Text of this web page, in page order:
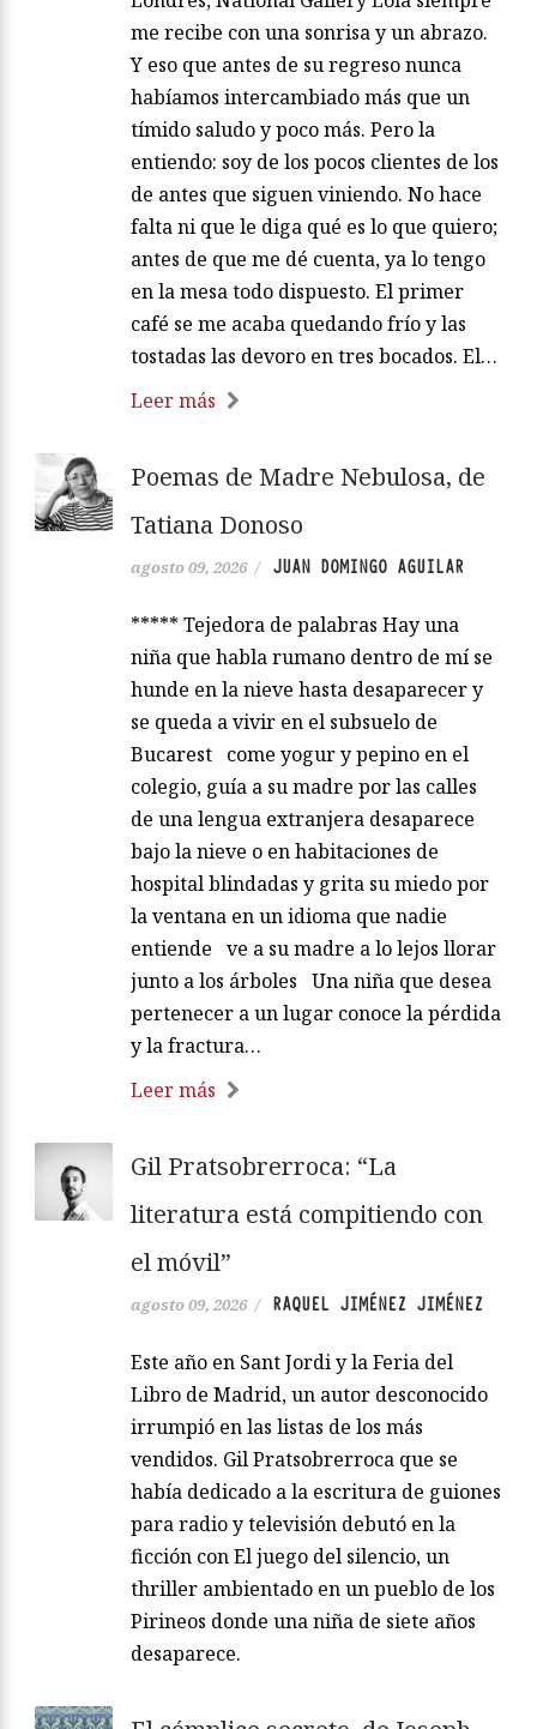
me recibe con una sonrisa y un abrazo.
Y eso que antes de su regreso nunca
habíamos intercambiado más que un
tímido saludo y poco más. Pero la
entiendo: soy de los pocos clientes de los
de antes que siguen viniendo. No hace
falta ni que le diga qué es lo que quiero;
antes de que me dé cuenta, ya lo tengo
en la mesa todo dispuesto. El primer
café se me acaba quedando frío y las
tostadas las devoro en tres bocados. El…
Leer más
Poemas de Madre Nebulosa, de
Tatiana Donoso
agosto 09, 2026 / JUAN DOMINGO AGUILAR
***** Tejedora de palabras Hay una
niña que habla rumano dentro de mí se
hunde en la nieve hasta desaparecer y
se queda a vivir en el subsuelo de
Bucarest come yogur y pepino en el
colegio, guía a su madre por las calles
de una lengua extranjera desaparece
bajo la nieve o en habitaciones de
hospital blindadas y grita su miedo por
la ventana en un idioma que nadie
entiende ve a su madre a lo lejos llorar
junto a los árboles Una niña que desea
pertenecer a un lugar conoce la pérdida
y la fractura…
Leer más
Gil Pratsobrerroca: “La
literatura está compitiendo con
el móvil”
agosto 09, 2026 / RAQUEL JIMÉNEZ JIMÉNEZ
Este año en Sant Jordi y la Feria del
Libro de Madrid, un autor desconocido
irrumpió en las listas de los más
vendidos. Gil Pratsobrerroca que se
había dedicado a la escritura de guiones
para radio y televisión debutó en la
ficción con El juego del silencio, un
thriller ambientado en un pueblo de los
Pirineos donde una niña de siete años
desaparece.